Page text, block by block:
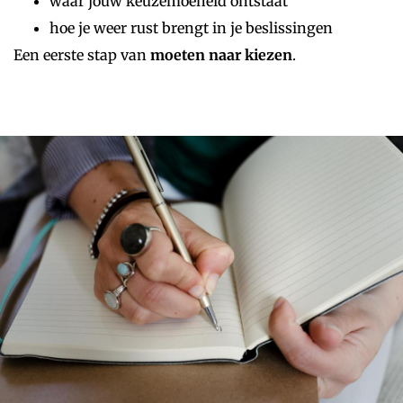
hoe je weer rust brengt in je beslissingen
Een eerste stap van moeten naar kiezen.